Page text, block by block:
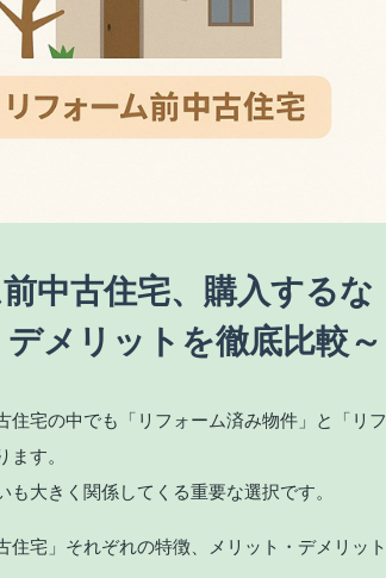
中古住宅、購入するな
メリットを徹底比較～
住宅の中でも「リフォーム済み物件」と「リフ
す。
大きく関係してくる重要な選択です。
宅」それぞれの特徴、メリット・デメリット